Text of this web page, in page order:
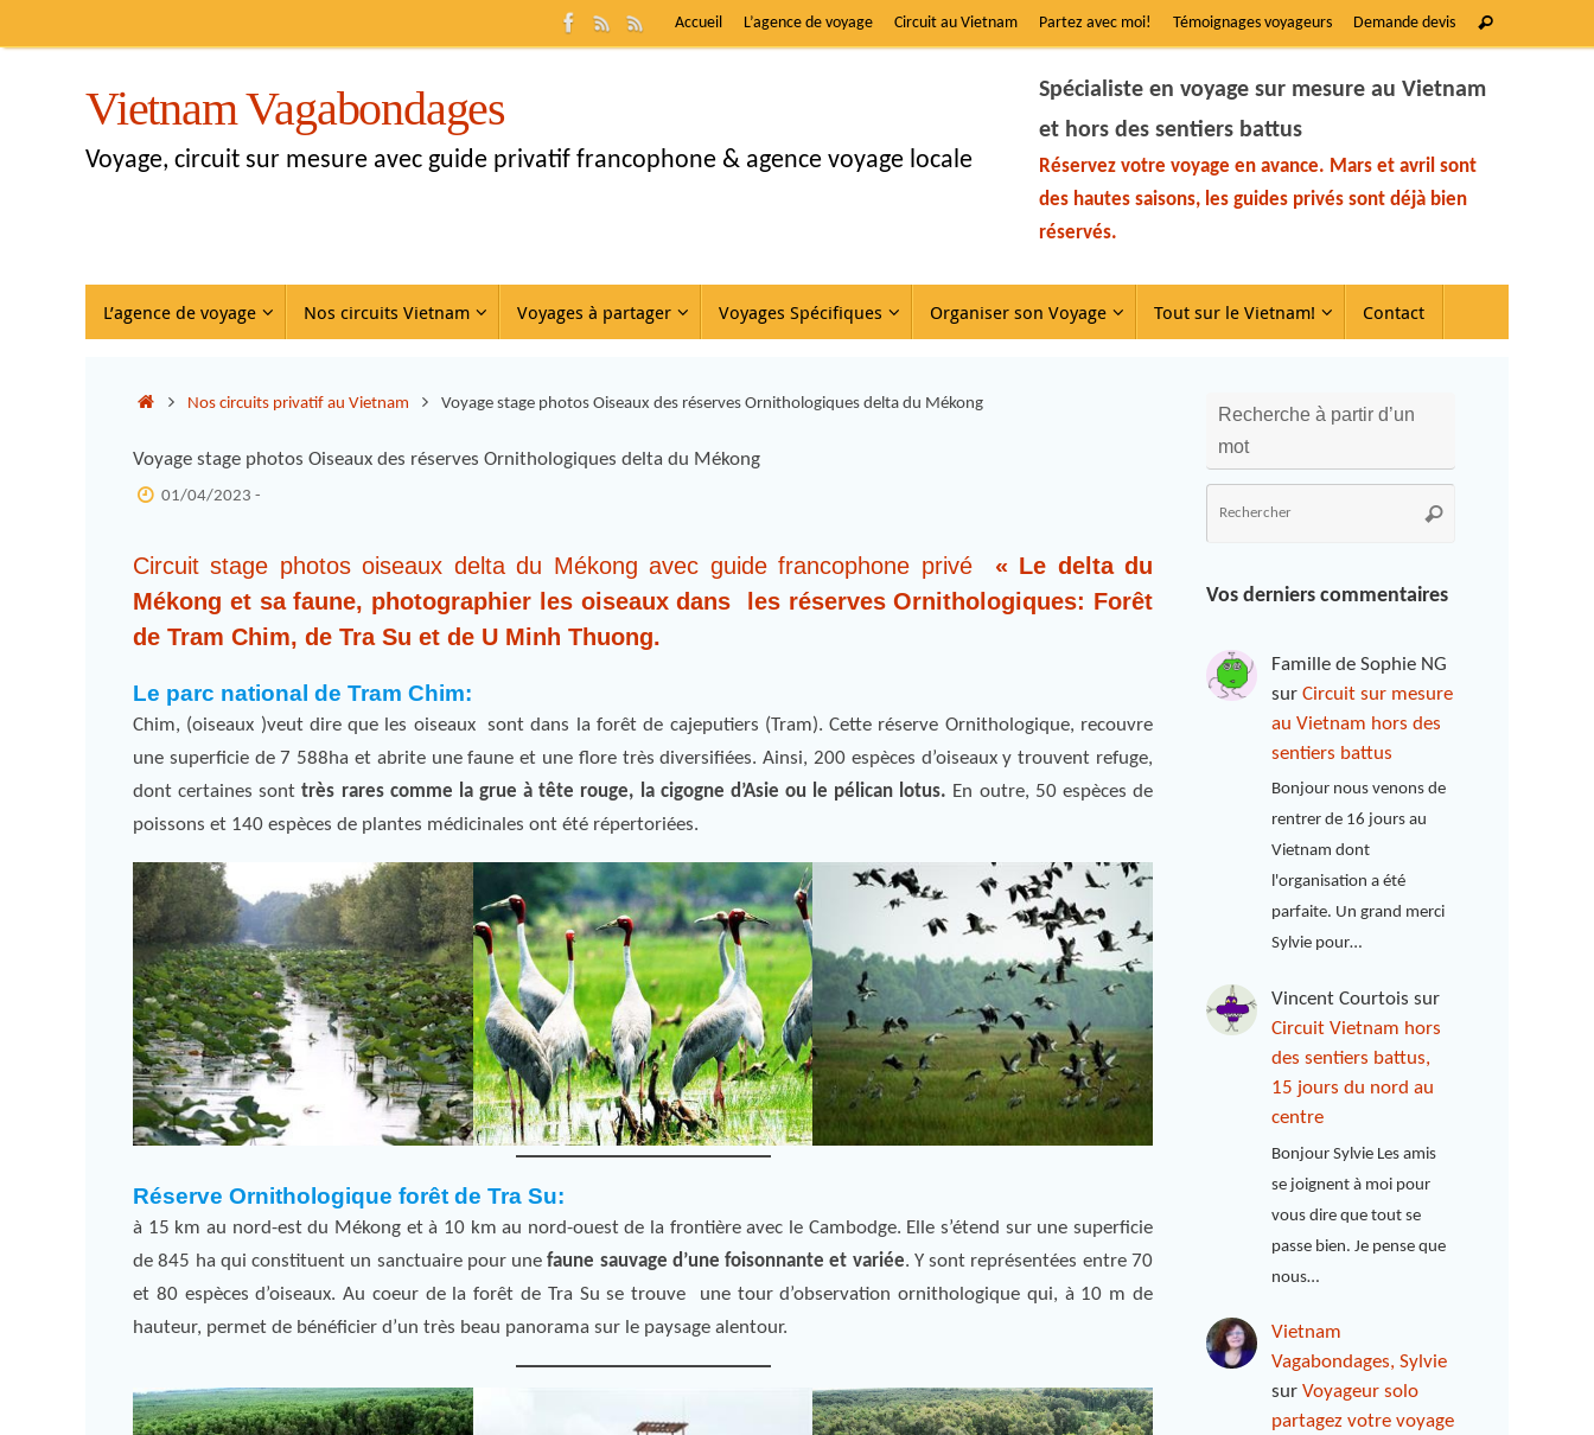
Accueil L’agence de voyage Circuit au Vietnam Partez avec moi! Témoignages voyageurs Demande devis
Vietnam Vagabondages
Voyage, circuit sur mesure avec guide privatif francophone & agence voyage locale
Spécialiste en voyage sur mesure au Vietnam
et hors des sentiers battus
Réservez votre voyage en avance. Mars et avril sont
des hautes saisons, les guides privés sont déjà bien
réservés.
L’agence de voyage Nos circuits Vietnam Voyages à partager Voyages Spécifiques Organiser son Voyage Tout sur le Vietnam! Contact
Nos circuits privatif au Vietnam Voyage stage photos Oiseaux des réserves Ornithologiques delta du Mékong
Voyage stage photos Oiseaux des réserves Ornithologiques delta du Mékong
01/04/2023 -
Circuit stage photos oiseaux delta du Mékong avec guide francophone privé « Le delta du
Mékong et sa faune, photographier les oiseaux dans les réserves Ornithologiques: Forêt
de Tram Chim, de Tra Su et de U Minh Thuong.
Le parc national de Tram Chim:
Chim, (oiseaux )veut dire que les oiseaux sont dans la forêt de cajeputiers (Tram). Cette réserve Ornithologique, recouvre
une superficie de 7 588ha et abrite une faune et une flore très diversifiées. Ainsi, 200 espèces d’oiseaux y trouvent refuge,
dont certaines sonttrès rares comme la grue à tête rouge, la cigogne d’Asie ou le pélican lotus. En outre, 50 espèces de
poissons et 140 espèces de plantes médicinales ont été répertoriées.
Réserve Ornithologique forêt de Tra Su:
à 15 km au nord-est du Mékong et à 10 km au nord-ouest de la frontière avec le Cambodge. Elle s’étend sur une superficie
de 845 ha qui constituent un sanctuaire pour une faune sauvage d’une foisonnante et variée. Y sont représentées entre 70
et 80 espèces d’oiseaux. Au coeur de la forêt de Tra Su se trouve une tour d’observation ornithologique qui, à 10 m de
hauteur, permet de bénéficier d’un très beau panorama sur le paysage alentour.
Recherche à partir d’un
mot
Vos derniers commentaires
Famille de Sophie NG
surCircuit sur mesure
au Vietnam hors des
sentiers battus
Bonjour nous venons de
rentrer de 16 jours au
Vietnam dont
l'organisation a été
parfaite. Un grand merci
Sylvie pour…
Vincent Courtois sur
Circuit Vietnam hors
des sentiers battus,
15 jours du nord au
centre
Bonjour Sylvie Les amis
se joignent à moi pour
vous dire que tout se
passe bien. Je pense que
nous…
Vietnam
Vagabondages, Sylvie
surVoyageur solo
partagez votre voyage